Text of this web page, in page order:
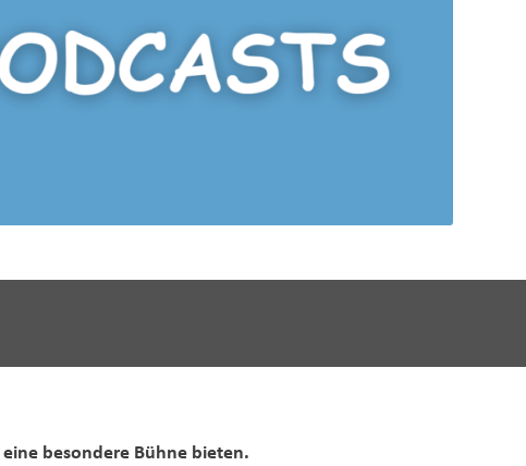
besondere Bühne bieten.